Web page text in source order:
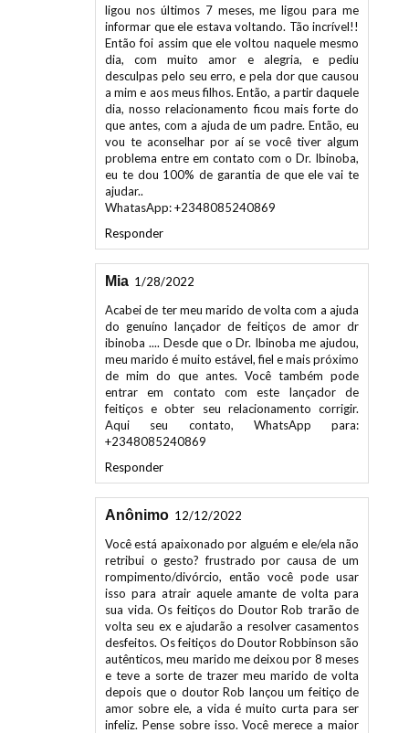
informar que ele estava voltando. Tão incrível!!
Então foi assim que ele voltou naquele mesmo
dia, com muito amor e alegria, e pediu
desculpas pelo seu erro, e pela dor que causou
a mim e aos meus filhos. Então, a partir daquele
dia, nosso relacionamento ficou mais forte do
que antes, com a ajuda de um padre. Então, eu
vou te aconselhar por aí se você tiver algum
problema entre em contato com o Dr. Ibinoba,
eu te dou 100% de garantia de que ele vai te
ajudar..
WhatasApp: +2348085240869
Responder
Mia 1/28/2022
do genuíno lançador de feitiços de amor dr
ibinoba .... Desde que o Dr. Ibinoba me ajudou,
meu marido é muito estável, fiel e mais próximo
de mim do que antes. Você também pode
entrar em contato com este lançador de
feitiços e obter seu relacionamento corrigir.
Aqui seu contato, WhatsApp para:
+2348085240869
Responder
Anônimo 12/12/2022
retribui o gesto? frustrado por causa de um
rompimento/divórcio, então você pode usar
isso para atrair aquele amante de volta para
sua vida. Os feitiços do Doutor Rob trarão de
volta seu ex e ajudarão a resolver casamentos
desfeitos. Os feitiços do Doutor Robbinson são
autênticos, meu marido me deixou por 8 meses
e teve a sorte de trazer meu marido de volta
depois que o doutor Rob lançou um feitiço de
amor sobre ele, a vida é muito curta para ser
infeliz. Pense sobre isso. Você merece a maior
felicidade e amor